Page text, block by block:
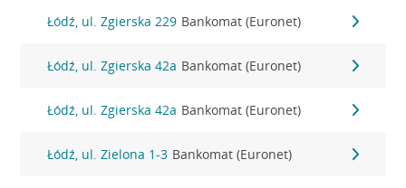
Łódź, ul. Zgierska 229 Bankomat (Euronet)
Łódź, ul. Zgierska 42a Bankomat (Euronet)
Łódź, ul. Zgierska 42a Bankomat (Euronet)
Łódź, ul. Zielona 1-3 Bankomat (Euronet)